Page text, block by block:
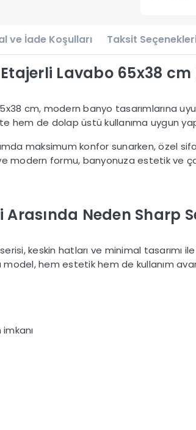
ve İade Koşulları Taksit
Lavabo 65x38
cm, modern banyo tasarımlarına
hem de dolap üstü kullanıma uygun
maksimum konfor sunarken, özel
modern formu, banyonuza estetik ve
Neden Sharp
keskin hatları ve minimal tasarımı
hem estetik hem de kullanım